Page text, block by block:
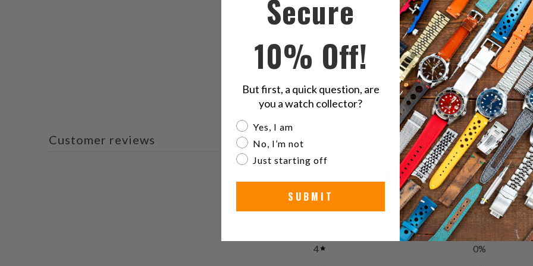
Customer reviews
0 0 reviews
0 %
4
0%
Secure
10% Off!
But first, a quick question, are
you a watch collector?
Are you a watch collector?
Yes, I am
No, I’m not
Just starting off
SUBMIT